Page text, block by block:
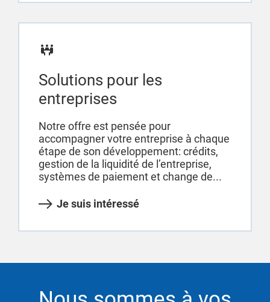
Solutions pour les
entreprises
Notre offre est pensée pour
accompagner votre entreprise à chaque
étape de son développement: crédits,
gestion de la liquidité de l’entreprise,
systèmes de paiement et change de...
Je suis intéressé